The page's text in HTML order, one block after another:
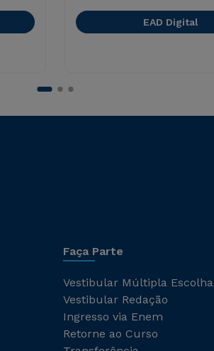
EAD Digital
Faça Parte
Vestibular Múltipla Escolha
Vestibular Redação
Ingresso via Enem
Retorne ao Curso